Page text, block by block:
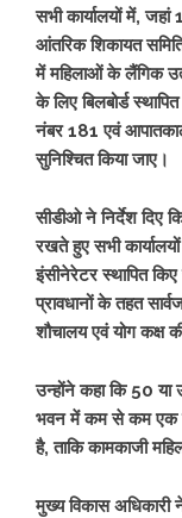
सभी कार्यालयों में,
आंतरिक शिकायत
में महिलाओं के लैंगिक
के लिए बिलबोर्ड
नंबर 181 एवं
सुनिश्चित किया जाए।
सीडीओ ने निर्देश दिए
रखते हुए सभी
इंसीनेरेटर स्थापित
प्रावधानों के तहत
शौचालय एवं योग कक्ष
उन्होंने कहा कि 50 या
भवन में कम से कम एक
है, ताकि कामकाजी
मुख्य विकास अधिकारी